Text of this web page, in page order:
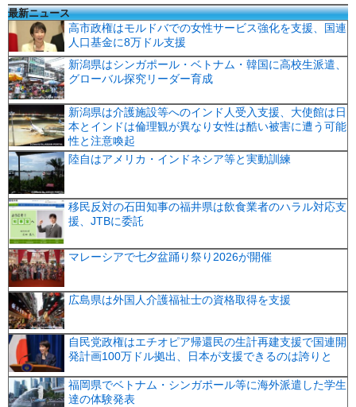
最新ニュース
高市政権はモルドバでの女性サービス強化を支援、国連
人口基金に8万ドル支援
新潟県はシンガポール・ベトナム・韓国に高校生派遣、
グローバル探究リーダー育成
新潟県は介護施設等へのインド人受入支援、大使館は日
本とインドは倫理観が異なり女性は酷い被害に遭う可能
性と注意喚起
陸自はアメリカ・インドネシア等と実動訓練
移民反対の石田知事の福井県は飲食業者のハラル対応支
援、JTBに委託
マレーシアで七夕盆踊り祭り2026が開催
広島県は外国人介護福祉士の資格取得を支援
自民党政権はエチオピア帰還民の生計再建支援で国連開
発計画100万ドル拠出、日本が支援できるのは誇りと
福岡県でベトナム・シンガポール等に海外派遣した学生
達の体験発表